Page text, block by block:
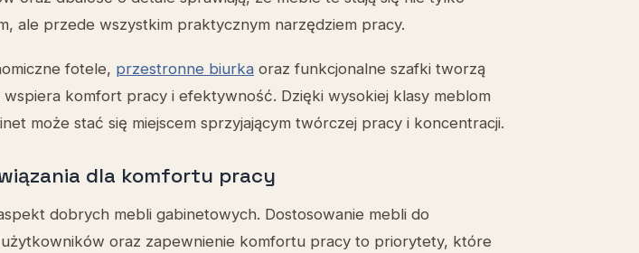
ale przede wszystkim praktycznym narzędziem pracy.
fotele, przestronne biurka oraz funkcjonalne szafki tworzą
wspiera komfort pracy i efektywność. Dzięki wysokiej klasy meblom
może stać się miejscem sprzyjającym twórczej pracy i koncentracji.
dla komfortu pracy
dobrych mebli gabinetowych. Dostosowanie mebli do
oraz zapewnienie komfortu pracy to priorytety, które